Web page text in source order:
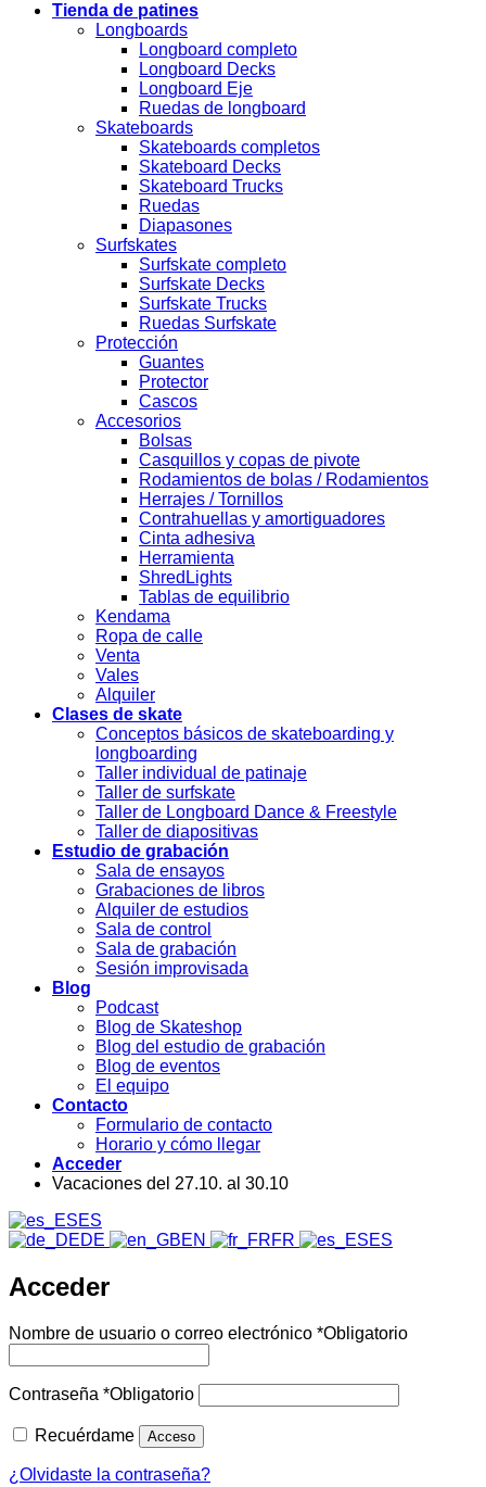
Tienda de patines
Longboards
Longboard completo
Longboard Decks
Longboard Eje
Ruedas de longboard
Skateboards
Skateboards completos
Skateboard Decks
Skateboard Trucks
Ruedas
Diapasones
Surfskates
Surfskate completo
Surfskate Decks
Surfskate Trucks
Ruedas Surfskate
Protección
Guantes
Protector
Cascos
Accesorios
Bolsas
Casquillos y copas de pivote
Rodamientos de bolas / Rodamientos
Herrajes / Tornillos
Contrahuellas y amortiguadores
Cinta adhesiva
Herramienta
ShredLights
Tablas de equilibrio
Kendama
Ropa de calle
Venta
Vales
Alquiler
Clases de skate
Conceptos básicos de skateboarding y
longboarding
Taller individual de patinaje
Taller de surfskate
Taller de Longboard Dance & Freestyle
Taller de diapositivas
Estudio de grabación
Sala de ensayos
Grabaciones de libros
Alquiler de estudios
Sala de control
Sala de grabación
Sesión improvisada
Blog
Podcast
Blog de Skateshop
Blog del estudio de grabación
Blog de eventos
El equipo
Contacto
Formulario de contacto
Horario y cómo llegar
Acceder
Vacaciones del 27.10. al 30.10
ES
DE
EN FR ES
Acceder
Nombre de usuario o correo electrónico *Obligatorio
Contraseña *Obligatorio
Recuérdame Acceso
¿Olvidaste la contraseña?